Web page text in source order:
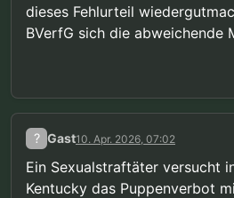
dieses Fehlurteil
BVerfG sich die abweichende
? Gast10. Apr. 2026, 07:02
Ein Sexualstraftäter versucht
Kentucky das Puppenverbot